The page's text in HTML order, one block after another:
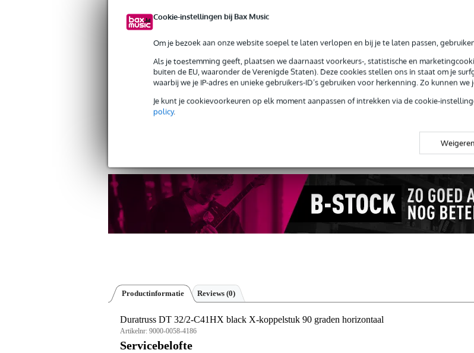
Cookie-instellingen bij Bax Music
Om je bezoek aan onze website soepel te laten verlopen en bij je te laten passen,
Als je toestemming geeft, plaatsen we daarnaast voorkeurs-, statistische en
buiten de EU, waaronder de Verenigde Staten). Deze cookies stellen ons in staat om je
waarbij we je IP-adres en unieke gebruikers-ID’s gebruiken voor herkenning. Zo kunnen
Je kunt je cookievoorkeuren op elk moment aanpassen of intrekken via de cookie-
policy.
Weigeren
Gratis verzending vanaf € 99,-
Productinformatie Reviews (0)
Duratruss DT 32/2-C41HX black X-koppelstuk 90 graden horizontaal
Artikelnr: 9000-0058-4186
Servicebelofte